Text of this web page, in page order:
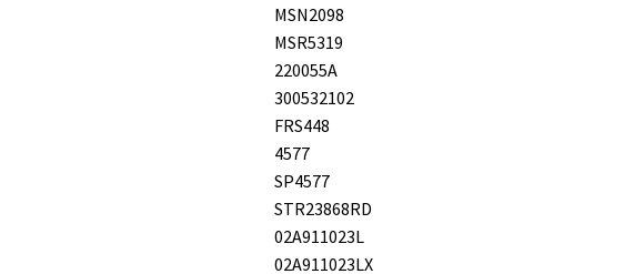
MSN2098
MSR5319
220055A
300532102
FRS448
4577
SP4577
STR23868RD
02A911023L
02A911023LX